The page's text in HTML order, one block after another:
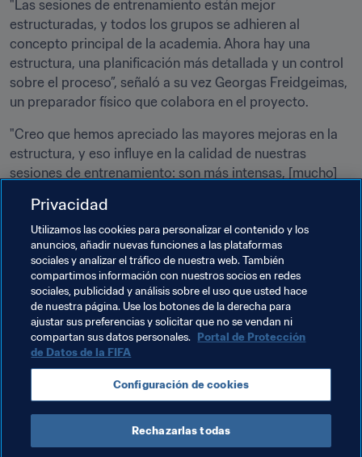
"Las sesiones de entrenamiento están mejor
estructuradas, y todos los grupos se adhieren al
concepto principal de la academia. Ahora hay una
estructura, una planificación más detallada y un control
sobre el proceso”, señaló a su vez Georgas Freidgeimas,
un preparador físico que colabora en el proyecto.
"Creo que hemos apreciado las mayores mejoras en la
estructura, y eso influye en la calidad de nuestras
sesiones de entrenamiento: son más intensas, [mucho]
La LFF conmemora su 100º aniversario con una
celebración emblemática este sábado 7 de mayo.
Temas relacionados
Promoción del fútbol
Programa Forward de la FIFA Organización
Lithuania UEFA
Privacidad
Utilizamos las cookies para personalizar el contenido y los
anuncios, añadir nuevas funciones a las plataformas
sociales y analizar el tráfico de nuestra web. También
compartimos información con nuestros socios en redes
sociales, publicidad y análisis sobre el uso que usted hace
de nuestra página. Use los botones de la derecha para
ajustar sus preferencias y solicitar que no se vendan ni
compartan sus datos personales. Portal de Protección
de Datos de la FIFA
Configuración de cookies
Rechazarlas todas